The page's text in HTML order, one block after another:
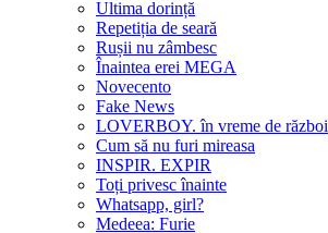
Ultima dorință
Repetiția de seară
Rușii nu zâmbesc
Înaintea erei MEGA
Novecento
Fake News
LOVERBOY. în vreme de război
Cum să nu furi mireasa
INSPIR. EXPIR
Toți privesc înainte
Whatsapp, girl?
Medeea: Furie